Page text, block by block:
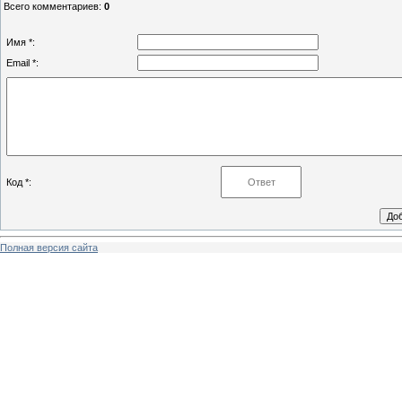
Всего комментариев: 0
Имя *:
Email *:
Код *:
Полная версия сайта